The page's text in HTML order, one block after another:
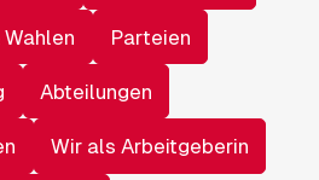
Parteien
Abteilungen
Wir als Arbeitgeberin